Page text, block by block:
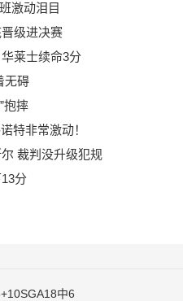
激动泪目
级进决赛
莱士续命3分
无碍
抱摔
特非常激动！
裁判没升级犯规
分
中6